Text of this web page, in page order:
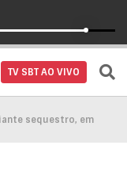
TV SBT AO VIVO
sequestro, em